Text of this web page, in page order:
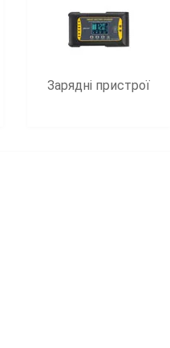
Зарядні пристрої